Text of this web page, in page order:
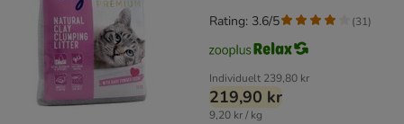
Individuelt 239,80 kr
219,90 kr
9,20 kr / kg
Rating: 3.6/5 (31)